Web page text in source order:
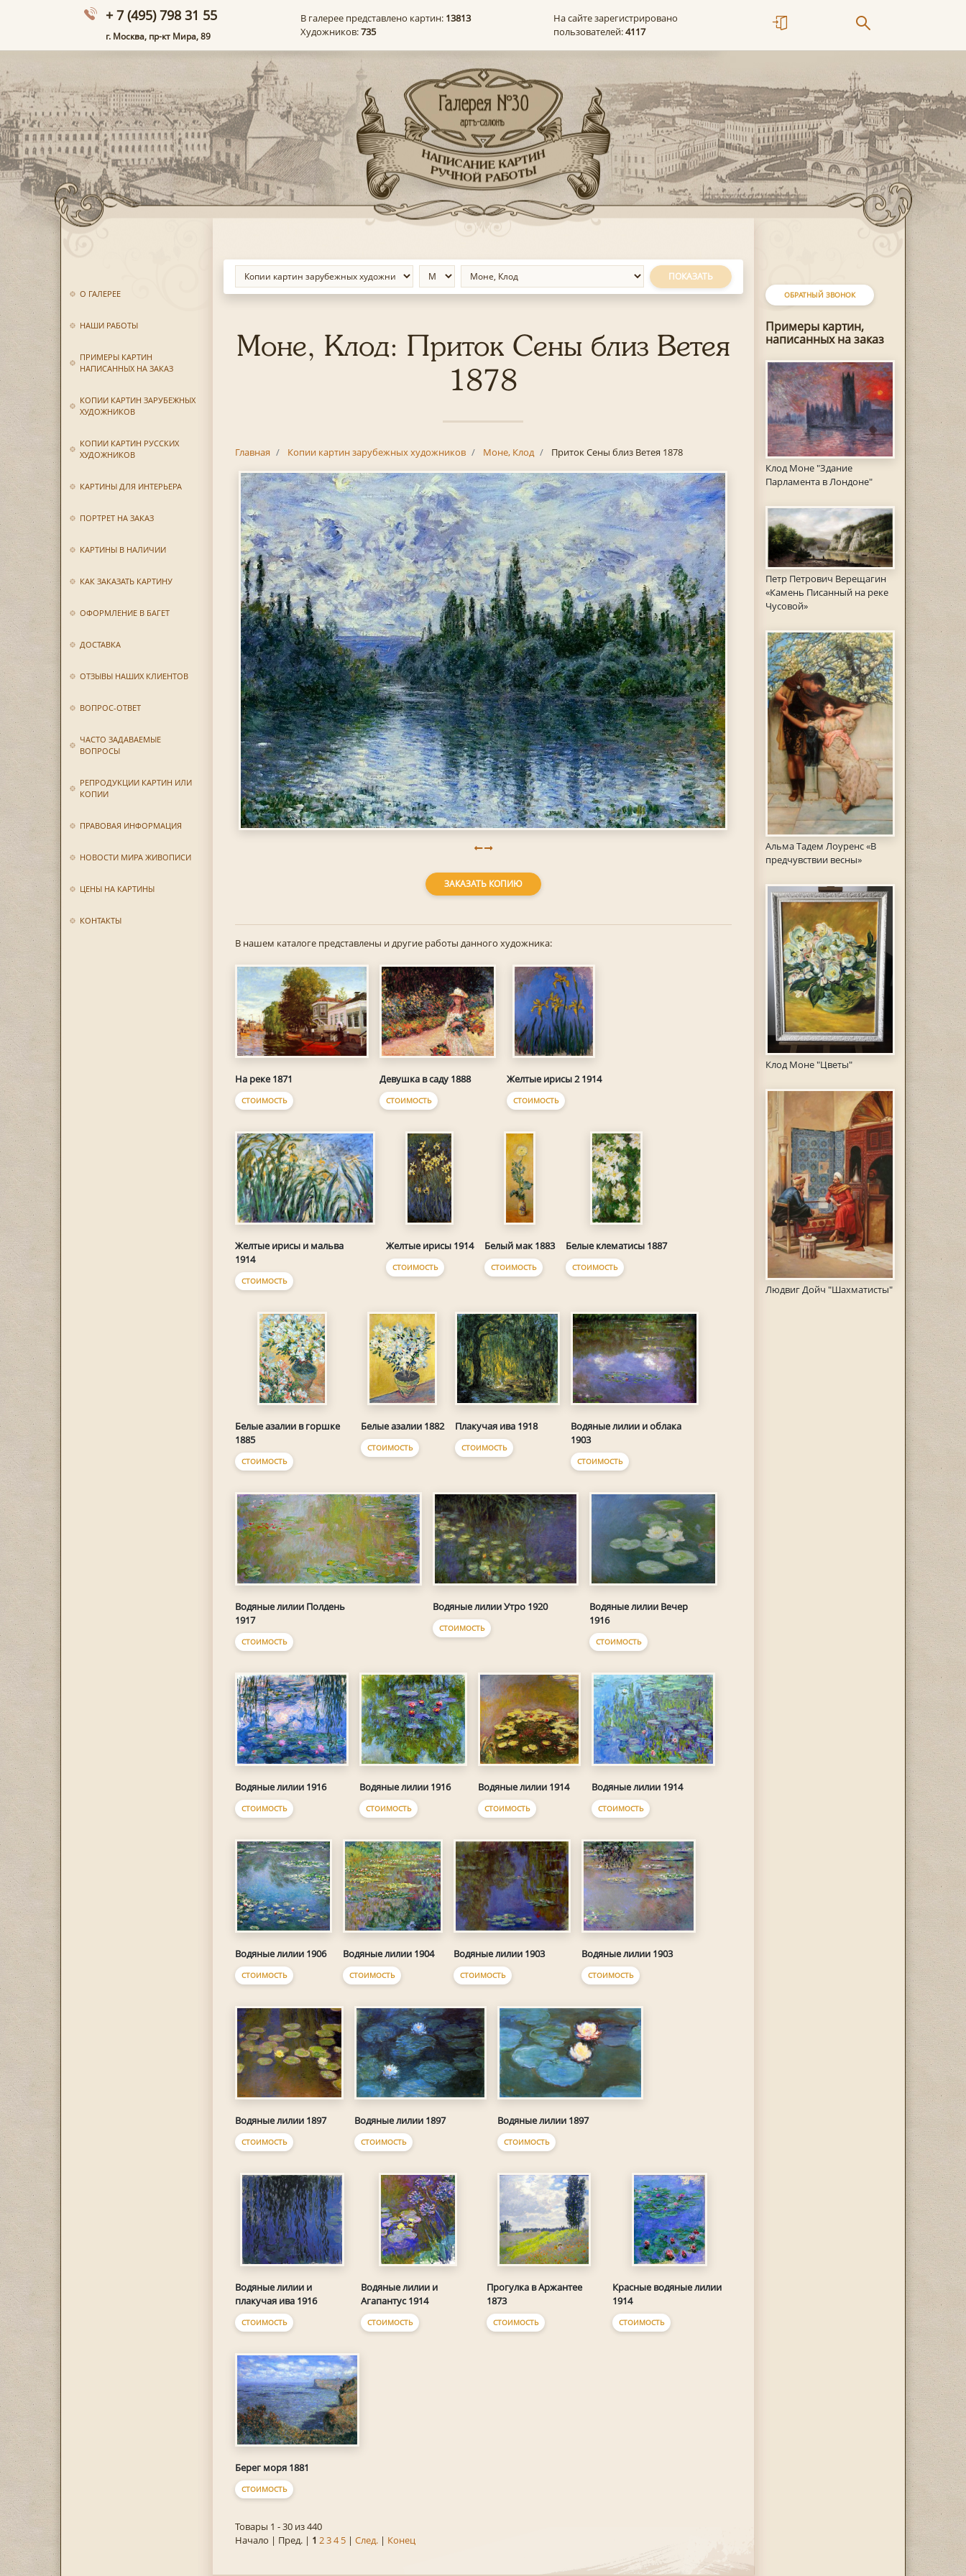
+ 7 (495) 798 31 55
г. Москва, пр-кт Мира, 89
В галерее представлено картин: 13813
Художников:735
На сайте зарегистрировано
пользователей:4117
О ГАЛЕРЕЕ
НАШИ РАБОТЫ
ПРИМЕРЫ КАРТИН
НАПИСАННЫХ НА ЗАКАЗ
КОПИИ КАРТИН ЗАРУБЕЖНЫХ
ХУДОЖНИКОВ
КОПИИ КАРТИН РУССКИХ
ХУДОЖНИКОВ
КАРТИНЫ ДЛЯ ИНТЕРЬЕРА
ПОРТРЕТ НА ЗАКАЗ
КАРТИНЫ В НАЛИЧИИ
КАК ЗАКАЗАТЬ КАРТИНУ
ОФОРМЛЕНИЕ В БАГЕТ
ДОСТАВКА
ОТЗЫВЫ НАШИХ КЛИЕНТОВ
ВОПРОС-ОТВЕТ
ЧАСТО ЗАДАВАЕМЫЕ
ВОПРОСЫ
РЕПРОДУКЦИИ КАРТИН ИЛИ
КОПИИ
ПРАВОВАЯ ИНФОРМАЦИЯ
НОВОСТИ МИРА ЖИВОПИСИ
ЦЕНЫ НА КАРТИНЫ
КОНТАКТЫ
ОБРАТНЫЙ ЗВОНОК
Примеры картин,
написанных на заказ
Клод Моне "Здание
Парламента в Лондоне"
Петр Петрович Верещагин
«Камень Писанный на реке
Чусовой»
Альма Тадем Лоуренс «В
предчувствии весны»
Клод Моне "Цветы"
Людвиг Дойч "Шахматисты"
ПОКАЗАТЬ
Моне, Клод: Приток Сены близ Ветея
1878
Главная Копии картин зарубежных художников Моне, Клод Приток Сены близ Ветея 1878
ЗАКАЗАТЬ КОПИЮ
В нашем каталоге представлены и другие работы данного художника:
На реке 1871
СТОИМОСТЬ
Девушка в саду 1888
СТОИМОСТЬ
Желтые ирисы 2 1914
СТОИМОСТЬ
Желтые ирисы и мальва
1914
СТОИМОСТЬ
Желтые ирисы 1914
СТОИМОСТЬ
Белый мак 1883
СТОИМОСТЬ
Белые клематисы 1887
СТОИМОСТЬ
Белые азалии в горшке
1885
СТОИМОСТЬ
Белые азалии 1882
СТОИМОСТЬ
Плакучая ива 1918
СТОИМОСТЬ
Водяные лилии и облака
1903
СТОИМОСТЬ
Водяные лилии Полдень
1917
СТОИМОСТЬ
Водяные лилии Утро 1920
СТОИМОСТЬ
Водяные лилии Вечер
1916
СТОИМОСТЬ
Водяные лилии 1916
СТОИМОСТЬ
Водяные лилии 1916
СТОИМОСТЬ
Водяные лилии 1914
СТОИМОСТЬ
Водяные лилии 1914
СТОИМОСТЬ
Водяные лилии 1906
СТОИМОСТЬ
Водяные лилии 1904
СТОИМОСТЬ
Водяные лилии 1903
СТОИМОСТЬ
Водяные лилии 1903
СТОИМОСТЬ
Водяные лилии 1897
СТОИМОСТЬ
Водяные лилии 1897
СТОИМОСТЬ
Водяные лилии 1897
СТОИМОСТЬ
Водяные лилии и
плакучая ива 1916
СТОИМОСТЬ
Водяные лилии и
Агапантус 1914
СТОИМОСТЬ
Прогулка в Аржантее
1873
СТОИМОСТЬ
Красные водяные лилии
1914
СТОИМОСТЬ
Берег моря 1881
СТОИМОСТЬ
Товары 1 - 30 из 440
Начало | Пред. | 1 234 5| След.| Конец